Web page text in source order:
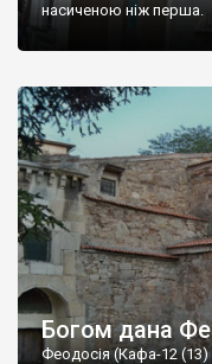
насиченою ніж перша.
Богом дана
Феодосія (Кафа-12 (13)